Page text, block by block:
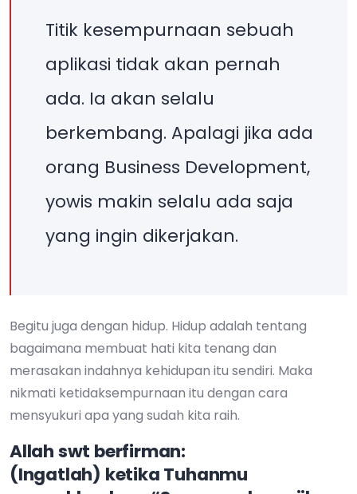
Titik kesempurnaan sebuah
aplikasi tidak akan pernah
ada. Ia akan selalu
berkembang. Apalagi jika ada
orang Business Development,
yowis makin selalu ada saja
yang ingin dikerjakan.
Begitu juga dengan hidup. Hidup adalah tentang
bagaimana membuat hati kita tenang dan
merasakan indahnya kehidupan itu sendiri. Maka
nikmati ketidaksempurnaan itu dengan cara
mensyukuri apa yang sudah kita raih.
Allah swt berfirman:
(Ingatlah) ketika Tuhanmu